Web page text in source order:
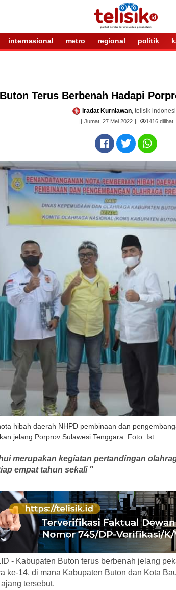
internasional metro regional politik
Terus Berbenah Hadapi
Iradat Kurniawan, telisik
Jumat, 27 Mei 2022 1416dilihat
hibah daerah NHPD pembinaan dan
jelang Porprov Sulawesi Tenggara. Foto: Ist
merupakan kegiatan pertandingan
empat tahun sekali "
- Kabupaten Buton terus berbenah jelang
ke-14, di mana Kabupaten Buton dan Kota
tersebut.